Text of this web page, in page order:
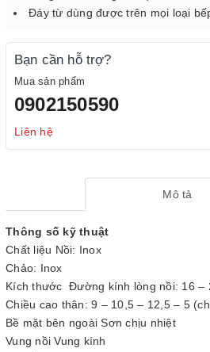
Đáy từ dùng được trên mọi loại
Bạn cần hỗ trợ?
Mua sản phẩm
0902150590
Liên hệ
Mô tả
Thông số kỹ thuật
Chất liệu Nồi: Inox
Chảo: Inox
Kích thước Đường kính lòng nồi: 16 –
Chiều cao thân: 9 – 10,5 – 12,5 – 5
Bề mặt bên ngoài Sơn chịu nhiệt
Vung nồi Vung kính